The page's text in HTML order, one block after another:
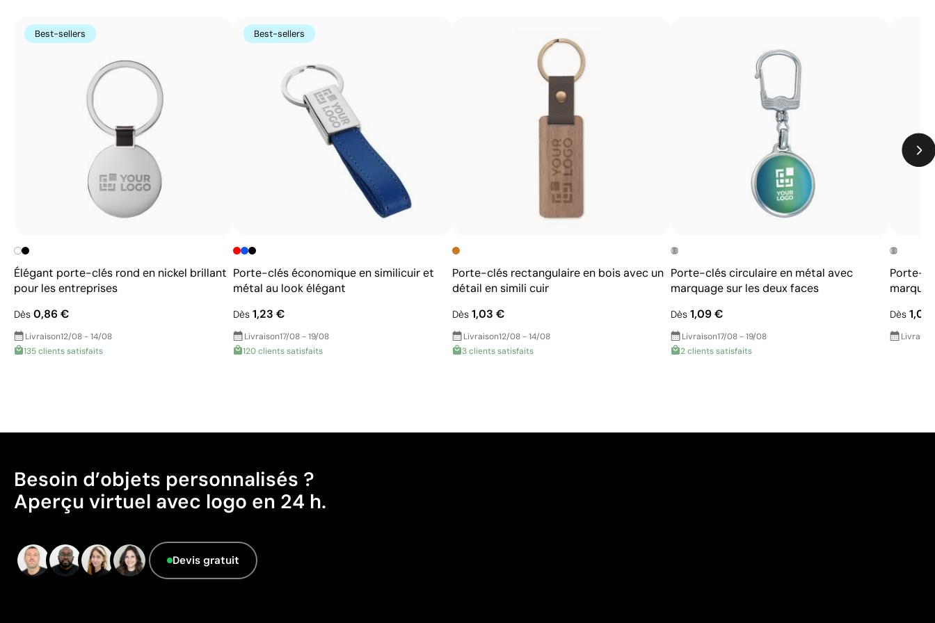
Protège le design contre les chocs et les rayures
Renforce les couleurs et la brillance de l’impression
Idéale pour porte-clés, badges, pins et plaques
d’identification
Non adaptée aux zones très courbes ou avec des
Best-sellers
Élégant porte-clés rond en nickel brillant
pour les entreprises
Dès 0,86 €
Livraison12/08 - 14/08
135 clients satisfaits
Best-sellers
Porte-clés économique en similicuir et
métal au look élégant
Dès1,23 €
Livraison17/08 - 19/08
120 clients satisfaits
Porte-clés rectangulaire en bois avec un
détail en simili cuir
Dès1,03 €
Livraison12/08 - 14/08
3 clients satisfaits
Porte-clés circulaire en métal avec
marquage sur les deux faces
Dès 1,09 €
Livraison17/08 - 19/08
2 clients satisfaits
Porte-
Dès 1,09
Besoin d’objets personnalisés ?
Aperçu virtuel avec logo en 24 h.
Devis gratuit